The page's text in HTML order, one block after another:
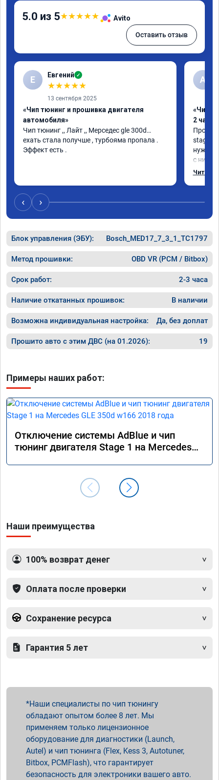
5.0 из 5★★★★★ Avito
Оставить отзыв
Е Евгений ✓
★★★★★
13 сентября 2025
«Чип тюнинг и прошивка двигателя
автомобиля»
Чип тюнинг ,, Лайт ,, Мерседес gle 300d…
ехать стала получше , турбояма пропала .
Эффект есть .
А
«Чип
2 часа»
stage
нужно:
с
Одни
Читать
‹ ›
Блок управления (ЭБУ): Bosch_MED17_7_3_1_TC1797
Метод прошивки: OBD VR (PCM / Bitbox)
Срок работ: 2-3 часа
Наличие откатанных прошивок: В наличии
Возможна индивидуальная настройка: Да, без доплат
Прошито авто с этим ДВС (на 01.2026): 19
Примеры наших работ:
Отключение системы AdBlue и чип
тюнинг двигателя Stage 1 на Mercedes
Наши преимущества
100% возврат денег
Оплата после проверки
Сохранение ресурса
Гарантия 5 лет
Наши специалисты по чип тюнингу
обладают опытом более 8 лет. Мы
применяем только лицензионное
оборудование для диагностики (Launch,
Autel) и чип тюнинга (Flex, Kess 3, Autotuner,
Bitbox, PCMFlash), что гарантирует
безопасность для электроники вашего авто.